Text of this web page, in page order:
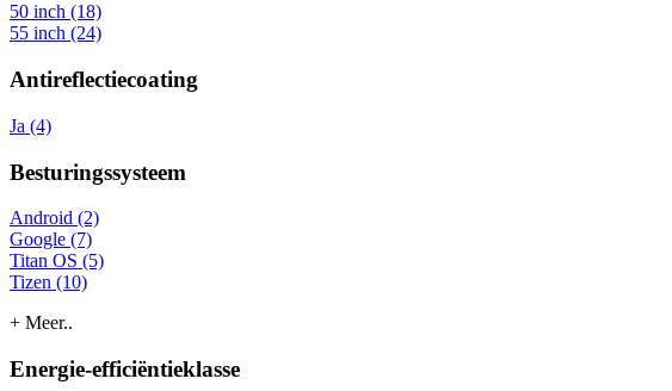
50 inch (18)
55 inch (24)
Antireflectiecoating
Ja (4)
Besturingssysteem
Android (2)
Google (7)
Titan OS (5)
Tizen (10)
+ Meer..
Energie-efficiëntieklasse